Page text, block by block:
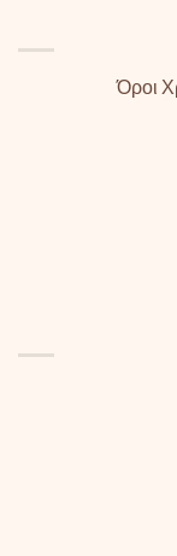
Όροι